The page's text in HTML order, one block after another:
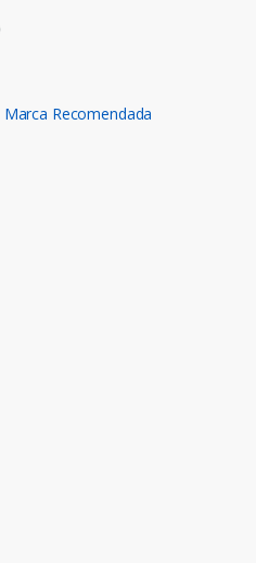
Marca Recomendada